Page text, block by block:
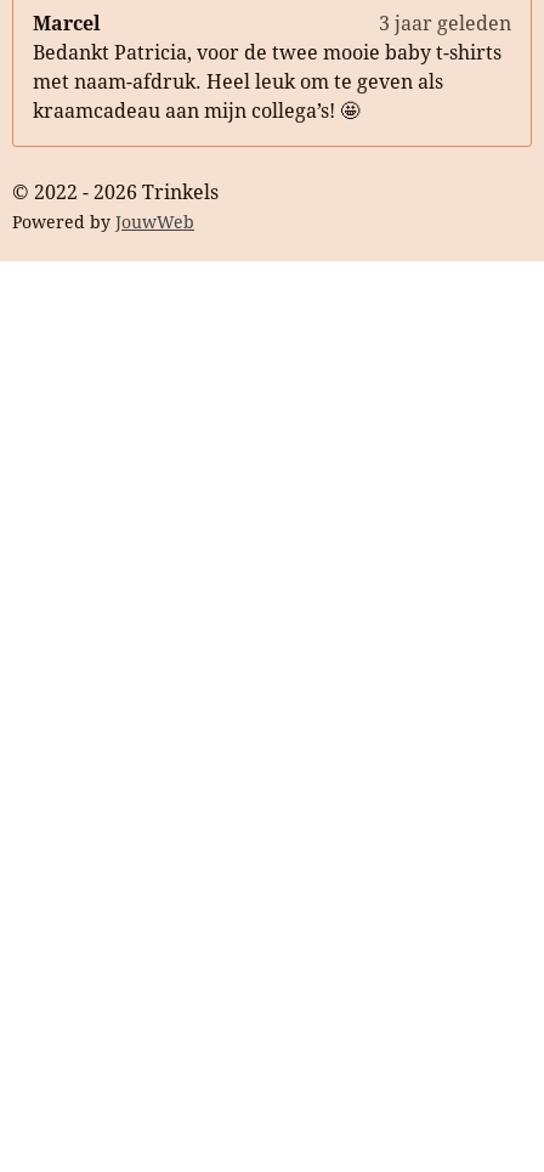
Marcel
3 jaar geleden
Bedankt Patricia, voor de twee mooie baby t-shirts
met naam-afdruk. Heel leuk om te geven als
kraamcadeau aan mijn collega’s! 🤩
© 2022 - 2026 Trinkels
Powered by JouwWeb